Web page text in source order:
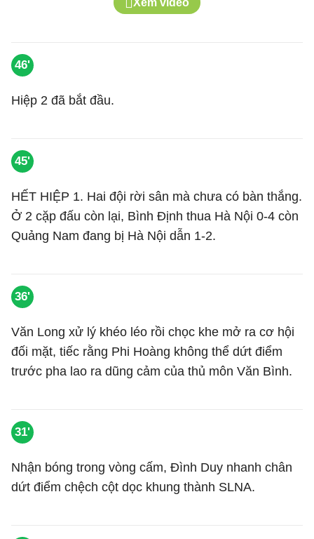
Xem video
46'
Hiệp 2 đã bắt đầu.
45'
HẾT HIỆP 1. Hai đội rời sân mà chưa có bàn thắng.
Ở 2 cặp đấu còn lại, Bình Định thua Hà Nội 0-4 còn
Quảng Nam đang bị Hà Nội dẫn 1-2.
36'
Văn Long xử lý khéo léo rồi chọc khe mở ra cơ hội
đối mặt, tiếc rằng Phi Hoàng không thể dứt điểm
trước pha lao ra dũng cảm của thủ môn Văn Bình.
31'
Nhận bóng trong vòng cấm, Đình Duy nhanh chân
dứt điểm chệch cột dọc khung thành SLNA.